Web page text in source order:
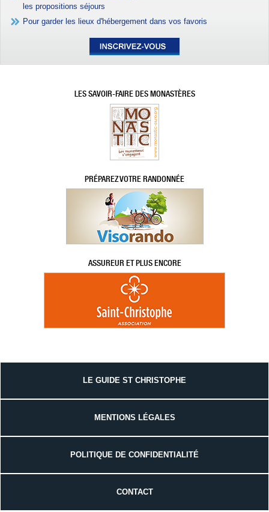
les propositions séjours
Pour garder les lieux d'hébergement dans vos favoris
LES SAVOIR-FAIRE DES MONASTÈRES
PRÉPAREZ VOTRE RANDONNÉE
ASSUREUR ET PLUS ENCORE
LE GUIDE ST CHRISTOPHE
MENTIONS LÉGALES
POLITIQUE DE CONFIDENTIALITÉ
CONTACT